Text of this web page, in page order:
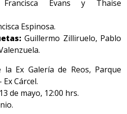
Evans y Thaise
Espinosa.
Guillermo Zilliruelo, Pablo
Ex Galería de Reos, Parque
Cárcel.
de mayo, 12:00 hrs.